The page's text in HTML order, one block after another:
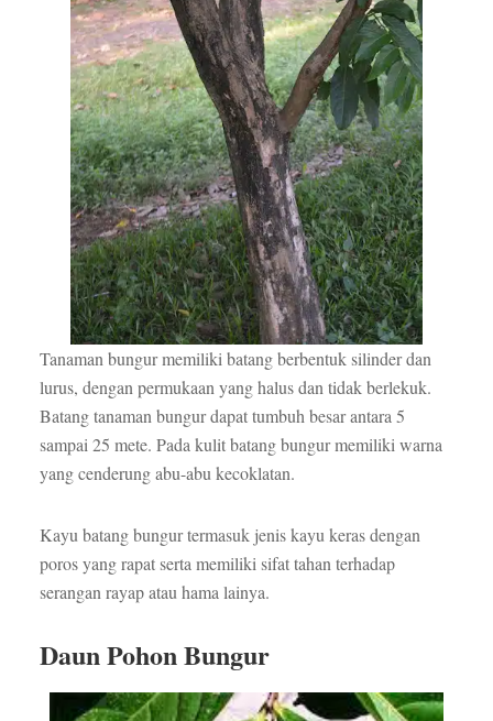
Tanaman bungur memiliki batang berbentuk silinder dan
lurus, dengan permukaan yang halus dan tidak berlekuk.
Batang tanaman bungur dapat tumbuh besar antara 5
sampai 25 mete. Pada kulit batang bungur memiliki warna
yang cenderung abu-abu kecoklatan.
Kayu batang bungur termasuk jenis kayu keras dengan
poros yang rapat serta memiliki sifat tahan terhadap
serangan rayap atau hama lainya.
Daun Pohon Bungur